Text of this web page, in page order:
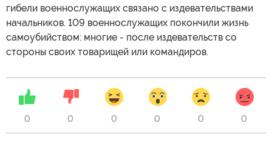
гибели военнослужащих связано с издевательствами
начальников. 109 военнослужащих покончили жизнь
самоубийством: многие - после издевательств со
стороны своих товарищей или командиров.
0 0 0 0 0 0